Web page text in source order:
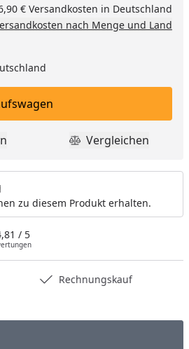
€ Versandkosten in Deutschland
nach Menge und Land
Einkaufswagen legen
Produkt
Vergleichen
zu diesem Produkt erhalten.
/ 5
Rechnungskauf